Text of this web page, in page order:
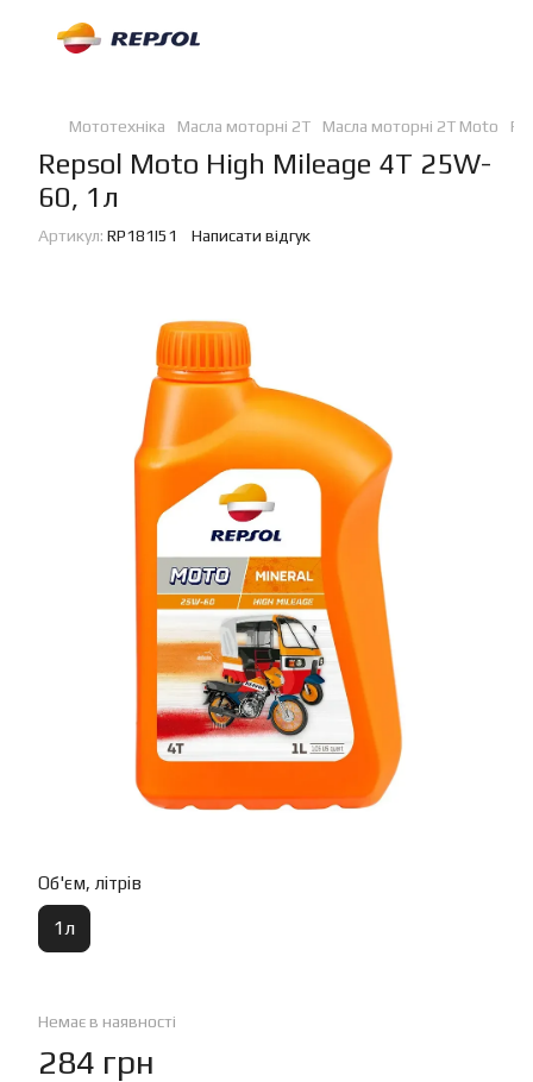
Мототехніка Масла моторні 2Т Масла моторні 2Т Moto
Repsol Moto High Mileage 4T 25W-
60, 1л
Артикул: RP181I51 Написати відгук
Об'єм, літрів
1л
Немає в наявності
284 грн